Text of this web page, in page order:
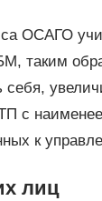
ОСАГО
таким
себя,
с
к
лиц